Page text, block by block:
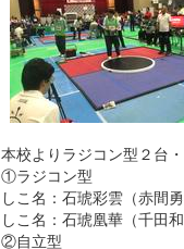
本校よりラジコン型２台
①ラジコン型
しこ名：石琥彩雲（赤間
しこ名：石琥凰華（千田
②自立型